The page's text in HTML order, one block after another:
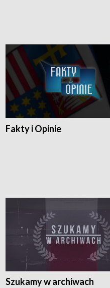
Fakty i Opinie
Szukamy w archiwach